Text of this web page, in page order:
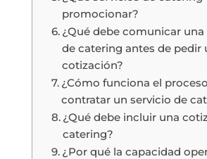
promocionar?
¿Qué debe comunicar una
de catering antes de pedir
cotización?
¿Cómo funciona el
contratar un servicio de
¿Qué debe incluir una
catering?
¿Por qué la capacidad